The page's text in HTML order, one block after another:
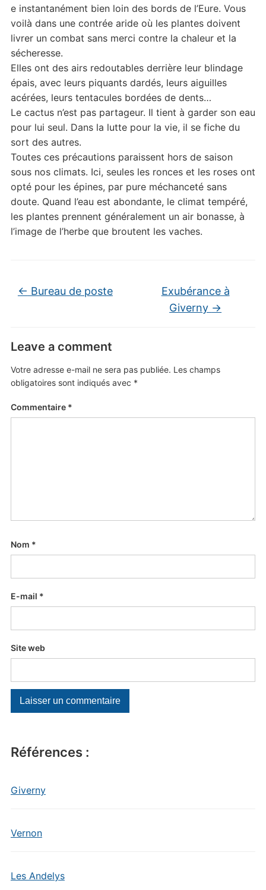
Références :
Giverny
Vernon
Les Andelys
e instantanément bien loin des bords de l’Eure. Vous
voilà dans une contrée aride où les plantes doivent
livrer un combat sans merci contre la chaleur et la
sécheresse.
Elles ont des airs redoutables derrière leur blindage
épais, avec leurs piquants dardés, leurs aiguilles
acérées, leurs tentacules bordées de dents…
Le cactus n’est pas partageur. Il tient à garder son eau
pour lui seul. Dans la lutte pour la vie, il se fiche du
sort des autres.
Toutes ces précautions paraissent hors de saison
sous nos climats. Ici, seules les ronces et les roses ont
opté pour les épines, par pure méchanceté sans
doute. Quand l’eau est abondante, le climat tempéré,
les plantes prennent généralement un air bonasse, à
l’image de l’herbe que broutent les vaches.
← Bureau de poste
Exubérance à
Giverny →
Leave a comment
Votre adresse e-mail ne sera pas publiée. Les champs
obligatoires sont indiqués avec *
Commentaire *
Nom *
E-mail *
Site web